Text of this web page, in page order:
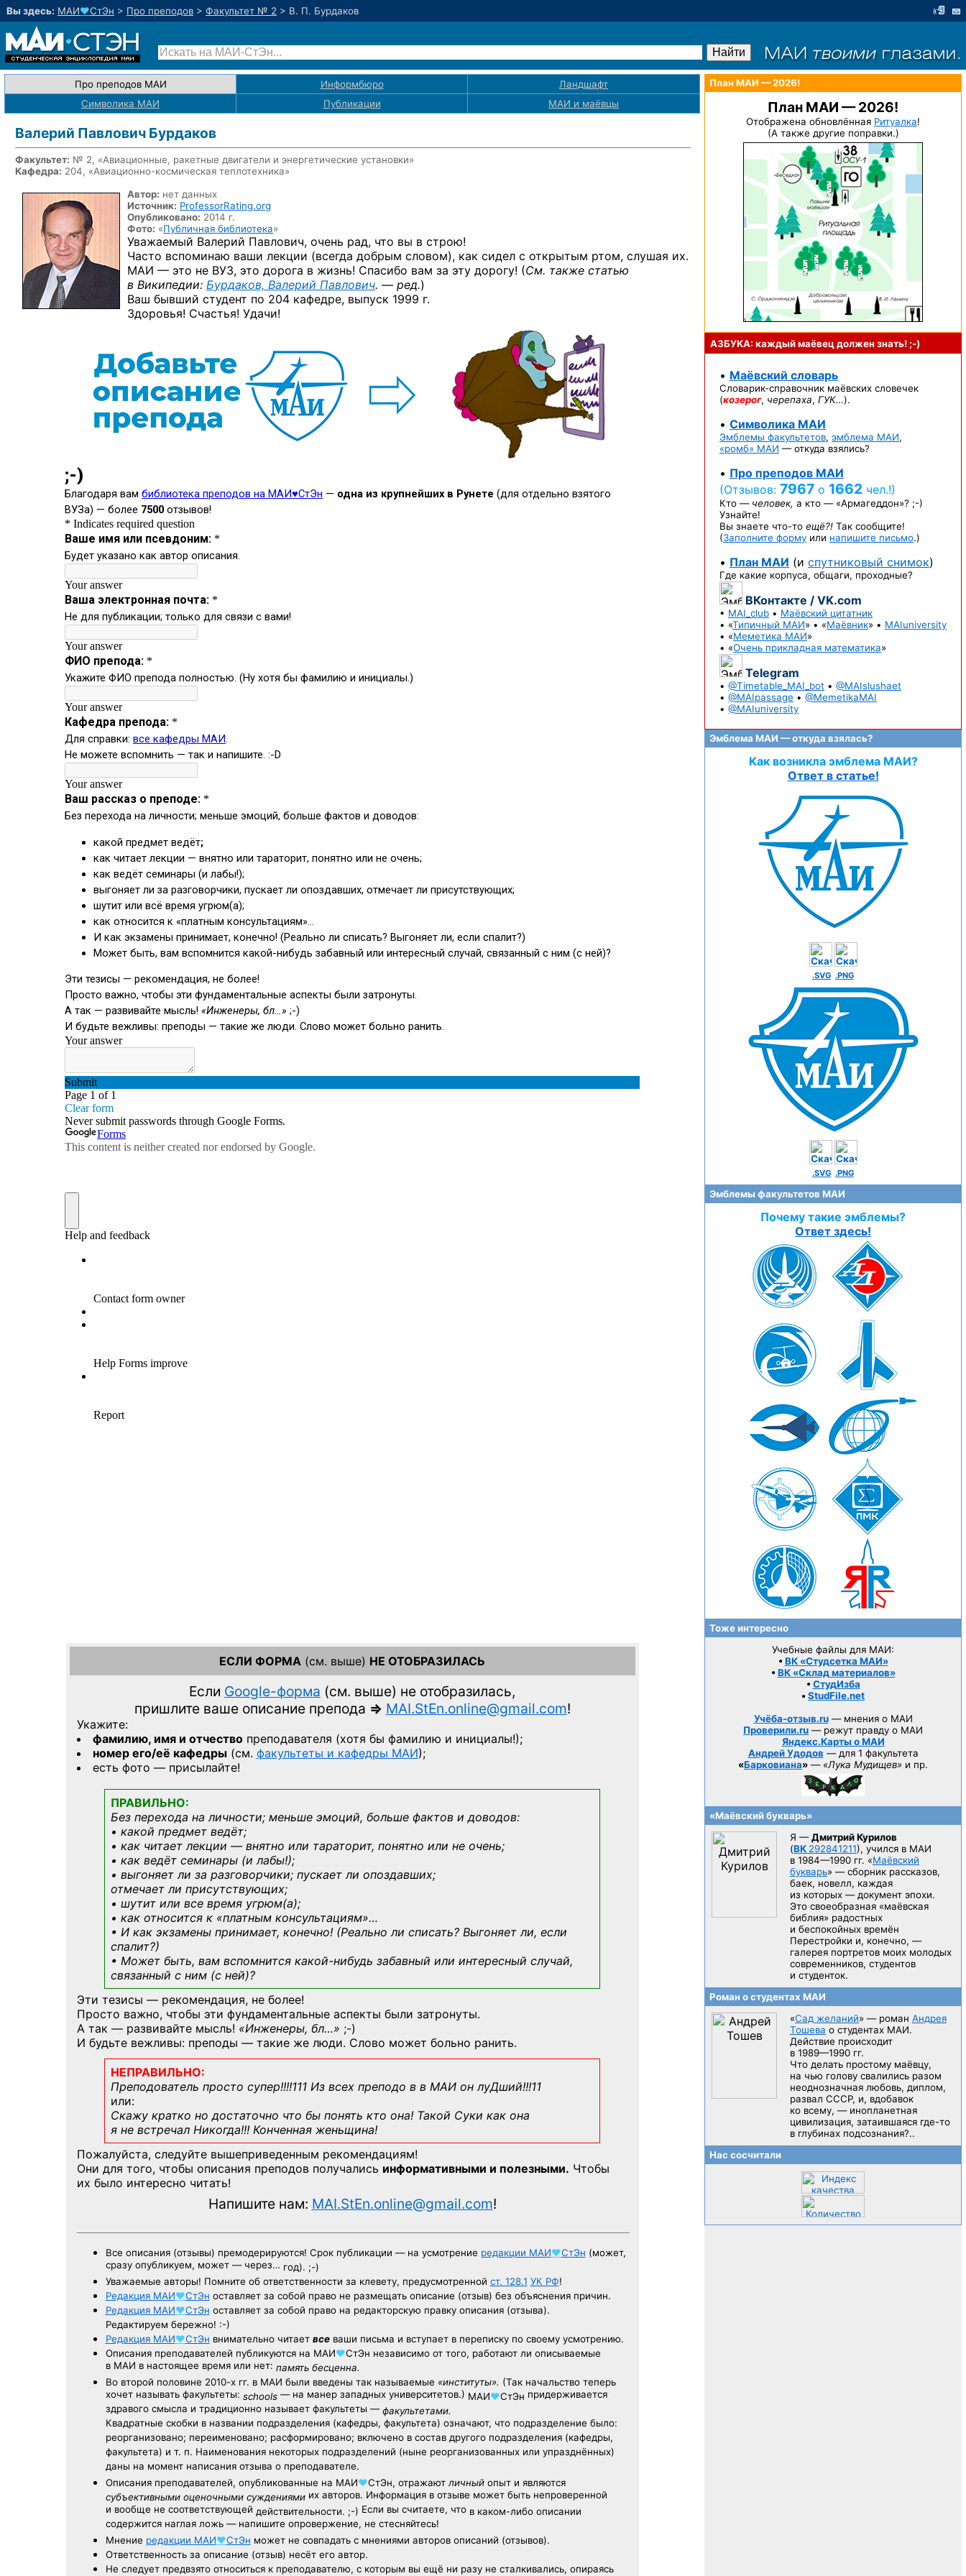
Вы здесь: МАИ♥СтЭн > Про преподов > Факультет № 2 > В. П. Бурдаков
Про преподов МАИ Информбюро
Ландшафт
Символика МАИ
Публикации МАИ и маёвцы
Валерий Павлович Бурдаков
Факультет: № 2, «Авиационные, ракетные двигатели и энергетические установки»
Кафедра: 204, «Авиационно-космическая теплотехника»
Автор: нет данных
Источник: ProfessorRating.org
Опубликовано: 2014 г.
Фото: «Публичная библиотека»
Уважаемый Валерий Павлович, очень рад, что вы в строю!
Часто вспоминаю ваши лекции (всегда добрым словом), как сидел с открытым ртом, слушая их.
МАИ — это не ВУЗ, это дорога в жизнь! Спасибо вам за эту дорогу! (См. также статью
в Википедии: Бурдаков, Валерий Павлович. — ред.)
Ваш бывший студент по 204 кафедре, выпуск 1999 г.
Здоровья! Счастья! Удачи!
ЕСЛИ ФОРМА (см. выше) НЕ ОТОБРАЗИЛАСЬ
Если Google-форма (см. выше) не отобразилась,
пришлите ваше описание препода => MAI.StEn.online@gmail.com!
Укажите:
фамилию, имя и отчествопреподавателя (хотя бы фамилию и инициалы!);
номер его/её кафедры(см. факультеты и кафедры МАИ);
есть фото — присылайте!
ПРАВИЛЬНО:
Без перехода на личности; меньше эмоций, больше фактов и доводов:
• какой предмет ведёт;
• как читает лекции — внятно или тараторит, понятно или не очень;
• как ведёт семинары (и лабы!);
• выгоняет ли за разговорчики; пускает ли опоздавших;
отмечает ли присутствующих;
• шутит или все время угрюм(а);
• как относится к «платным консультациям»…
• И как экзамены принимает, конечно! (Реально ли списать? Выгоняет ли, если
спалит?)
• Может быть, вам вспомнится какой-нибудь забавный или интересный случай,
связанный с ним (с ней)?
Эти тезисы — рекомендация, не более!
Просто важно, чтобы эти фундаментальные аспекты были затронуты.
А так — развивайте мысль! «Инженеры, бл…» ;-)
И будьте вежливы: преподы — такие же люди. Слово может больно ранить.
НЕПРАВИЛЬНО:
Преподователь просто супер!!!!111 Из всех преподо в в МАИ он луДший!!!11
или:
Скажу кратко но достаточно что бы понять кто она! Такой Суки как она
я не встречал Никогда!!! Конченная женьщина!
Пожалуйста, следуйте вышеприведенным рекомендациям!
Они для того, чтобы описания преподов получались информативными и полезными. Чтобы
их было интересно читать!
Напишите нам: MAI.StEn.online@gmail.com!
Все описания (отзывы) премодерируются! Срок публикации — на усмотрение редакции МАИ♥СтЭн (может,
сразу опубликуем, может — через… год). ;-)
Уважаемые авторы! Помните об ответственности за клевету, предусмотренной ст. 128.1 УК РФ!
Редакция МАИ♥СтЭн оставляет за собой право не размещать описание (отзыв) без объяснения причин.
Редакция МАИ♥СтЭн оставляет за собой право на редакторскую правку описания (отзыва).
Редактируем бережно! :-)
Редакция МАИ♥СтЭн внимательно читает всеваши письма и вступает в переписку по своему усмотрению.
Описания преподавателей публикуются на МАИ♥СтЭн независимо от того, работают ли описываемые
в МАИ в настоящее время или нет: память бесценна.
Во второй половине 2010-х гг. в МАИ были введены так называемые «институты». (Так начальство теперь
хочет называть факультеты: schools— на манер западных университетов.) МАИ♥СтЭн придерживается
здравого смысла и традиционно называет факультеты —факультетами.
Квадратные скобки в названии подразделения (кафедры, факультета) означают, что подразделение было:
реорганизовано; переименовано; расформировано; включено в состав другого подразделения (кафедры,
факультета) и т. п. Наименования некоторых подразделений (ныне реорганизованных или упразднённых)
даны на момент написания отзыва о преподавателе.
Описания преподавателей, опубликованные на МАИ♥СтЭн, отражают личныйопыт и являются
субъективными оценочными суждениямиих авторов. Информация в отзыве может быть непроверенной
и вообще не соответствующей действительности. ;-) Если вы считаете, что в каком-либо описании
содержится наглая ложь — напишите опровержение, не стесняйтесь!
Мнение редакции МАИ♥СтЭн может не совпадать с мнениями авторов описаний (отзывов).
Ответственность за описание (отзыв) несёт его автор.
Не следуетпредвзято относиться к преподавателю, с которым вы ещё ни разу не сталкивались, опираясь
План МАИ — 2026!
План МАИ — 2026!
Отображена обновлённая Ритуалка!
(А также другие поправки.)
АЗБУКА: каждый маёвец должензнать! ;-)
• Маёвский словарь
Словарик-справочник маёвских словечек
(козерог, черепаха, ГУК…).
• Символика МАИ
Эмблемы факультетов, эмблема МАИ,
«ромб» МАИ — откуда взялись?
• Про преподов МАИ
(Отзывов: 7967 о 1662 чел.!)
Кто — человек, а кто — «Армагеддон»? ;-)
Узнайте!
Вы знаете что-то ещё?! Так сообщите!
(Заполните форму или напишите письмо.)
• План МАИ (и спутниковый снимок)
Где какие корпуса, общаги, проходные?
ВКонтакте / VK.com
• MAI_club • Маёвский цитатник
• «Типичный МАИ» • «Маёвник» • MAIuniversity
• «Меметика МАИ»
• «Очень прикладная математика»
Telegram
• @Timetable_MAI_bot • @MAIslushaet
• @MAIpassage • @MemetikaMAI
• @MAIuniversity
Эмблема МАИ — откуда взялась?
Как возникла эмблема МАИ?
Ответ в статье!
.SVG .PNG
.SVG .PNG
Эмблемы факультетов МАИ
Почему такие эмблемы?
Ответ здесь!
Тоже интересно
Учебные файлы для МАИ:
• ВК «Студсетка МАИ»
• ВК «Склад материалов»
• СтудИзба
• StudFile.net
Учёба-отзыв.ru— мнения о МАИ
Проверили.ru — режут правду о МАИ
Яндекс.Карты о МАИ
Андрей Удодов — для 1 факультета
«Барковиана» — «Лука Мудищев» и пр.
«Маёвский букварь»
Я —Дмитрий Курилов
(ВК 292841211), учился в МАИ
в 1984—1990 гг. «Маёвский
букварь» — сборник рассказов,
баек, новелл, каждая
из которых — документ эпохи.
Это своеобразная «маёвская
библия» радостных
и беспокойных времён
Перестройки и, конечно, —
галерея портретов моих молодых
современников, студентов
и студенток.
Роман о студентах МАИ
«Сад желаний» — роман Андрея
Тошева о студентах МАИ.
Действие происходит
в 1989—1990 гг.
Что делать простому маёвцу,
на чью голову свалились разом
неоднозначная любовь, диплом,
развал CCCP, и, вдобавок
ко всему, — инопланетная
цивилизация, затаившаяся где-то
в глубинах подсознания?..
Нас сосчитали